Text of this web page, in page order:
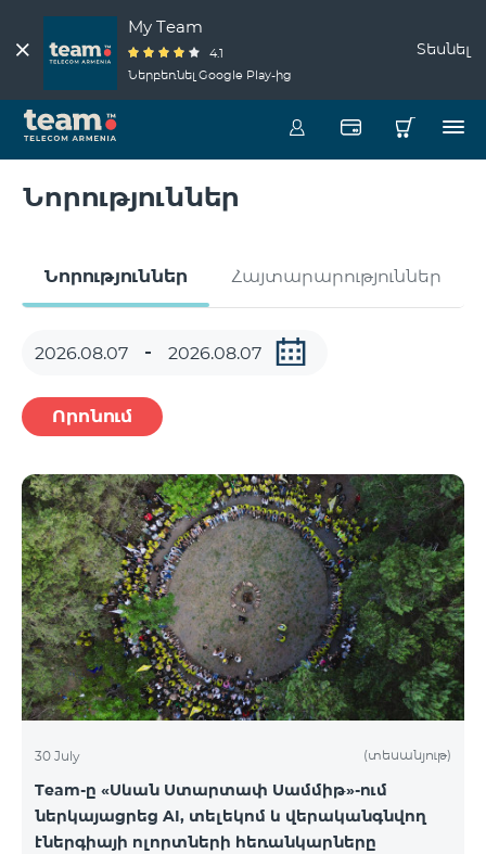
My Team
4.1
Ներբեռնել Google Play-ից
Տեսնել
Նորություններ
Նորություններ Հայտարարություններ
Որոնում
30 July (տեսանյութ)
Team-ը «Սևան Ստարտափ Սամմիթ»-ում
ներկայացրեց AI, տելեկոմ և վերականգնվող
էներգիայի ոլորտների հեռանկարները